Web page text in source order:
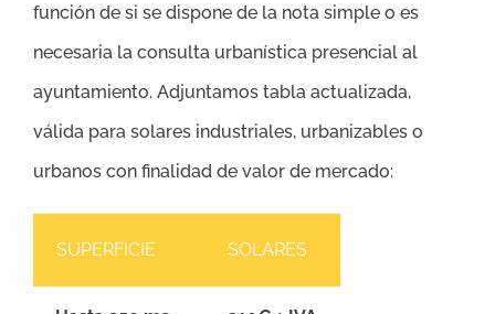
función de si se dispone de la nota simple o es
necesaria la consulta urbanística presencial al
ayuntamiento. Adjuntamos tabla actualizada,
válida para solares industriales, urbanizables o
urbanos con finalidad de valor de mercado:
SUPERFICIE SOLARES